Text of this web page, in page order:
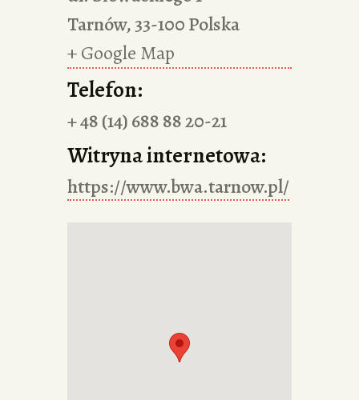
Tarnów,33-100Polska
+ Google Map
Telefon:
+ 48 (14) 688 88 20-21
Witryna internetowa:
https://www.bwa.tarnow.pl/